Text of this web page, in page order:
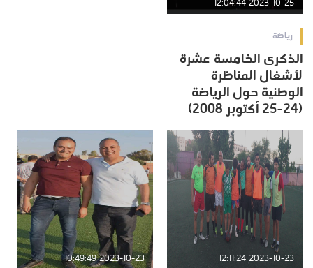
2023-10-25 12:04:44
رياضة
الذكرى الخامسة عشرة
لأشغال المناظرة
الوطنية حول الرياضة
(24-25 أكتوبر 2008)
2023-10-23 12:11:24
2023-10-23 10:49:49